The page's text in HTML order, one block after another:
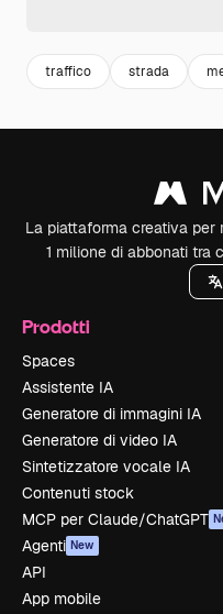
traffico strada
La piattaforma creativa per
1 milione di abbonati tra
Prodotti
Spaces
Assistente IA
Generatore di immagini IA
Generatore di video IA
Sintetizzatore vocale IA
Contenuti stock
MCP per Claude/ChatGPT
Agenti New
API
App mobile